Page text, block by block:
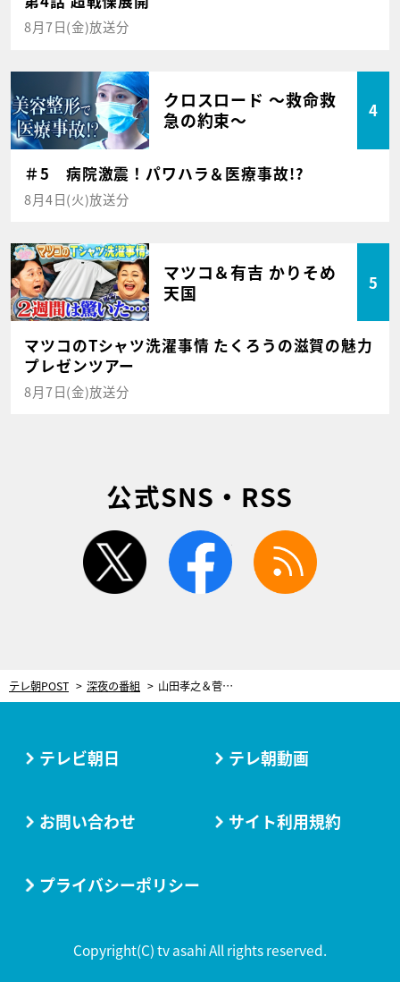
8月7日(金)放送分
クロスロード ～救命救
急の約束～
4
＃5 病院激震！パワハラ＆医療事故!?
8月4日(火)放送分
マツコ＆有吉 かりそめ
天国
5
マツコのTシャツ洗濯事情 たくろうの滋賀の魅力
プレゼンツアー
8月7日(金)放送分
公式SNS・RSS
twitter facebook
テレ朝POST 深夜の番組 山田孝之＆菅田将暉W主演『dele』、コムアイ・野田洋次郎・般若ら16名のゲストを発表
テレビ朝日 テレ朝動画
お問い合わせ サイト利用規約
プライバシーポリシー
Copyright(C) tv asahi All rights reserved.